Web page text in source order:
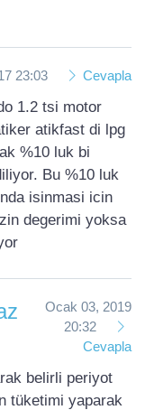
23:03 Cevapla
1.2 tsi motor
atikfast di lpg
%10 luk bi
Bu %10 luk
isinmasi icin
degerimi yoksa
Ocak 03, 2019
20:32
Cevapla
belirli periyot
tüketimi yaparak